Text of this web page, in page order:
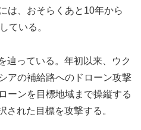
は、おそらくあと10年から
ている。
辿っている。年初以来、ウク
アの補給路へのドローン攻撃
ーンを目標地域まで操縦する
された目標を攻撃する。